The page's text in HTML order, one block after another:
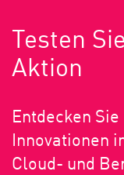
Testen
Aktion
Entdecken
Innovationen
Cloud- und